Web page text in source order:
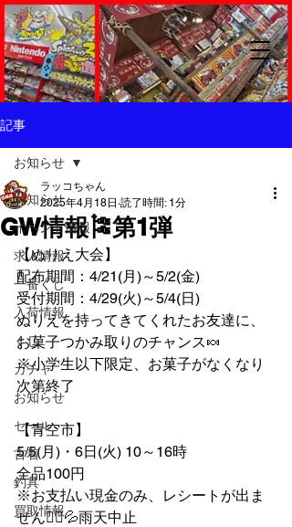
記事
お知らせ
イベント情報
求人情報
一番くじ
入荷情報
くじ
ガチャ
お知らせ
セール
古着
釣具
買取情報
お知らせ
GW情報🎏第1弾
ラッコちゃん
2025年4月18日 読了時間: 1分
【ぬりえ大会】
配布期間：4/21(月)～5/2(金)
受付期間：4/29(火)～5/4(日)
ぬりえを持ってきてくれたお友達に、
お菓子つかみ取りのチャンス🍬
※小学生以下限定、お菓子がなくなり
次第終了
【青空市】
5/5(月)・6日(火) 10～16時
全品100円
※お支払い現金のみ、レシートが出ま
せん🙇‍♂️💦雨天中止